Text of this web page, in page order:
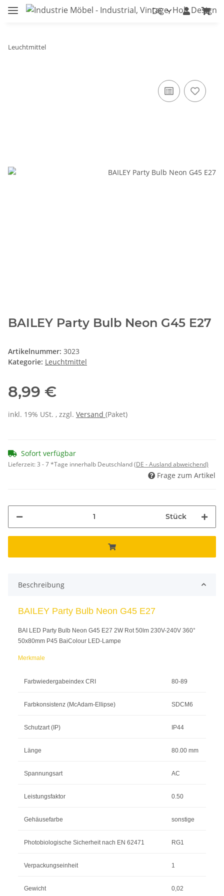
DE
Leuchtmittel
BAILEY Party Bulb Neon G45 E27
Artikelnummer: 3023
Kategorie: Leuchtmittel
8,99 €
inkl. 19% USt. , zzgl. Versand (Paket)
Sofort verfügbar
Lieferzeit:3 - 7 *Tage innerhalb Deutschland(DE - Ausland abweichend)
Frage zum Artikel
Stück
Beschreibung
BAILEY Party Bulb Neon G45 E27
BAI LED Party Bulb Neon G45 E27 2W Rot 50lm 230V-240V 360°
50x80mm P45 BaiColour LED-Lampe
Merkmale
Farbwiedergabeindex CRI 80-89
Farbkonsistenz (McAdam-Ellipse) SDCM6
Schutzart (IP) IP44
Länge 80.00 mm
Spannungsart AC
Leistungsfaktor 0.50
Gehäusefarbe sonstige
Photobiologische Sicherheit nach EN 62471 RG1
Verpackungseinheit 1
Gewicht 0,02